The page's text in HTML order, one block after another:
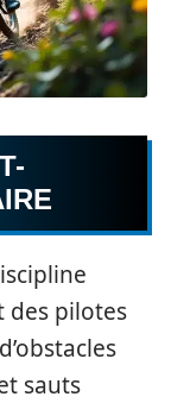
des pilotes
sauts